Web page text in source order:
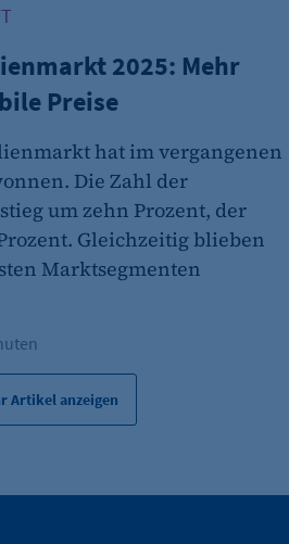
Cookies zu setzen.
2025: Mehr
Preise
hat im vergangenen
Die Zahl der
um zehn Prozent, der
Gleichzeitig blieben
Marktsegmenten
Artikel anzeigen